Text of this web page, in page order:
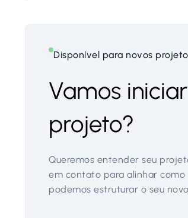
Disponível para novos
Vamos
projeto?
Queremos entender seu
em contato para alinhar como
podemos estruturar o seu